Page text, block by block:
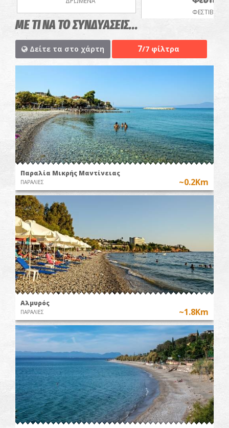
ΦΕΣΤΙΒΑΛ
ΜΕ ΤΙ ΝΑ ΤΟ ΣΥΝΔΥΑΣΕΙΣ...
Δείτε τα στο χάρτη 7/7 φίλτρα
Παραλία Μικρής Μαντίνειας
ΠΑΡΑΛΙΕΣ ~0.2Km
Αλμυρός
ΠΑΡΑΛΙΕΣ ~1.8Km